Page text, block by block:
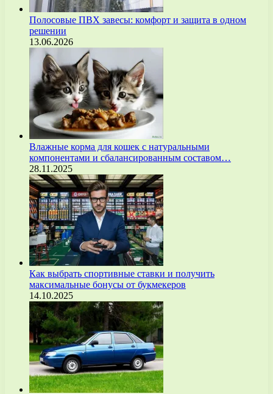
Полосовые ПВХ завесы: комфорт и защита в одном
решении
13.06.2026
Влажные корма для кошек с натуральными
компонентами и сбалансированным составом…
28.11.2025
Как выбрать спортивные ставки и получить
максимальные бонусы от букмекеров
14.10.2025